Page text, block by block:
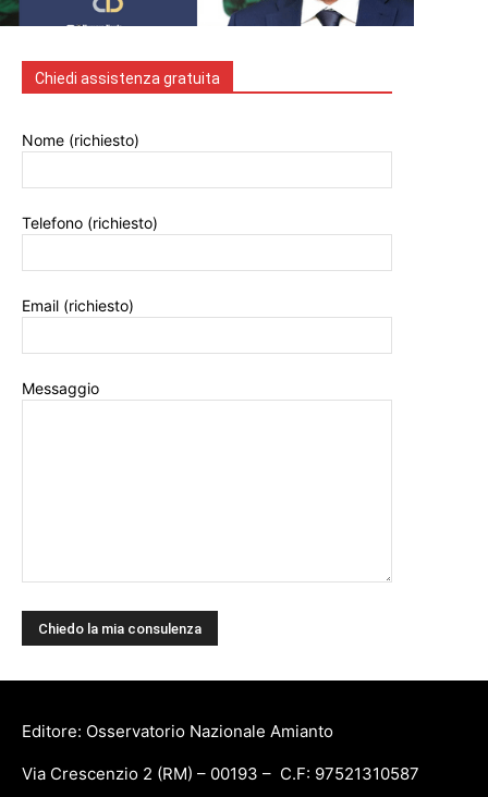
Chiedi assistenza gratuita
Nome (richiesto)
Telefono (richiesto)
Email (richiesto)
Messaggio
Editore: Osservatorio Nazionale Amianto
Via Crescenzio 2 (RM) – 00193 – C.F: 97521310587